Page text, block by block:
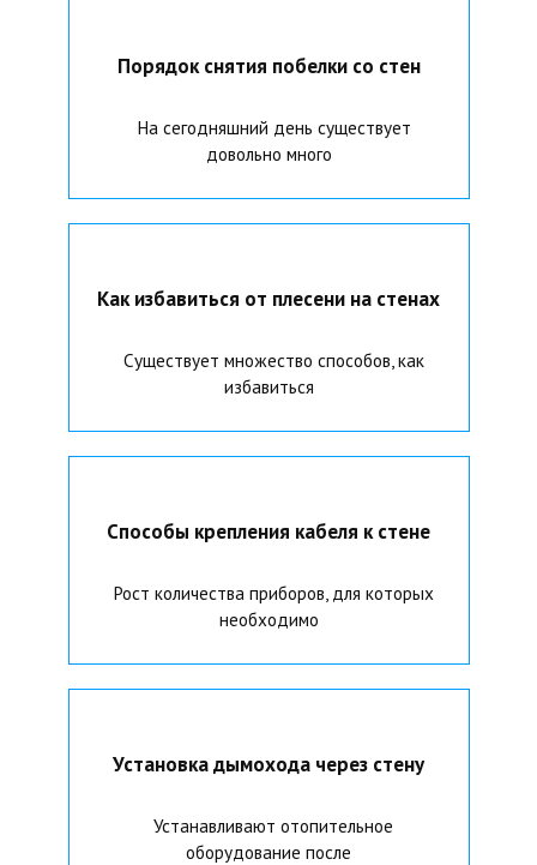
Порядок снятия побелки со стен
На сегодняшний день существует
довольно много
Как избавиться от плесени на стенах
Существует множество способов, как
избавиться
Способы крепления кабеля к стене
Рост количества приборов, для которых
необходимо
Установка дымохода через стену
Устанавливают отопительное
оборудование после